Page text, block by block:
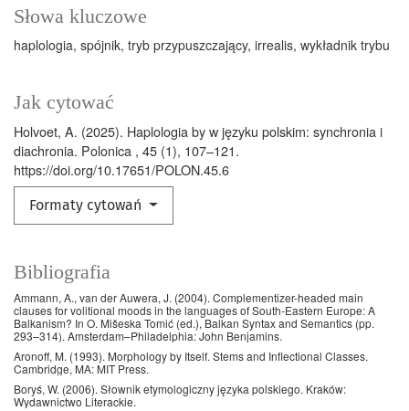
Słowa kluczowe
haplologia spójnik tryb przypuszczający irrealis wykładnik trybu
Jak cytować
Holvoet, A. (2025). Haplologia by w języku polskim: synchronia i
diachronia. Polonica , 45 (1), 107–121.
https://doi.org/10.17651/POLON.45.6
Formaty cytowań
Bibliografia
Ammann, A., van der Auwera, J. (2004). Complementizer-headed main
clauses for volitional moods in the languages of South-Eastern Europe: A
Balkanism? In O. Mišeska Tomić (ed.), Balkan Syntax and Semantics (pp.
293–314). Amsterdam–Philadelphia: John Benjamins.
Aronoff, M. (1993). Morphology by Itself. Stems and Inflectional Classes.
Cambridge, MA: MIT Press.
Boryś, W. (2006). Słownik etymologiczny języka polskiego. Kraków:
Wydawnictwo Literackie.